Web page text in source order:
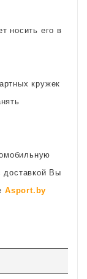
носить его в
кружек
доставкой Вы
Asport.by